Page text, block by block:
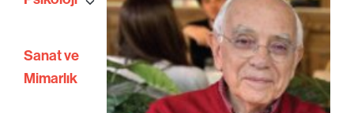
Sanat ve
Mimarlık